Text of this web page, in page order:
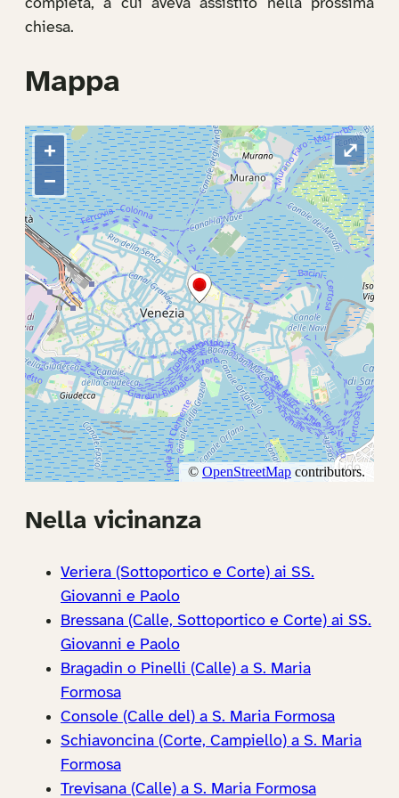
compieta, a cui aveva assistito nella prossima
chiesa.
Mappa
Nella vicinanza
Veriera (Sottoportico e Corte) ai SS.
Giovanni e Paolo
Bressana (Calle, Sottoportico e Corte) ai SS.
Giovanni e Paolo
Bragadin o Pinelli (Calle) a S. Maria
Formosa
Console (Calle del) a S. Maria Formosa
Schiavoncina (Corte, Campiello) a S. Maria
Formosa
Trevisana (Calle) a S. Maria Formosa